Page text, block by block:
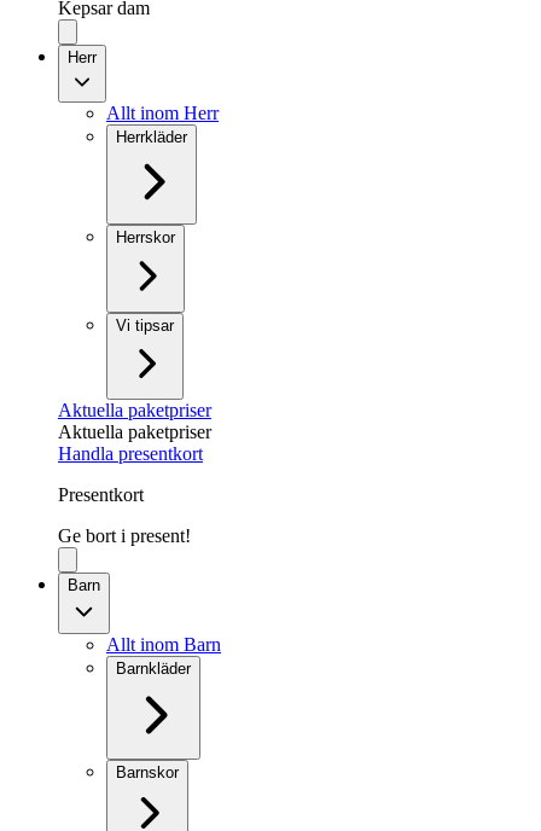
Kepsar dam
Herr
Allt inom Herr
Herrkläder
Herrskor
Vi tipsar
Aktuella paketpriser
Aktuella paketpriser
Handla presentkort
Presentkort
Ge bort i present!
Barn
Allt inom Barn
Barnkläder
Barnskor